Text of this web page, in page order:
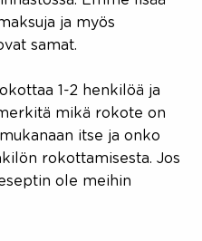
ja myös
samat.
1-2 henkilöä ja
mikä rokote on
itse ja onko
rokottamisesta. Jos
ole meihin